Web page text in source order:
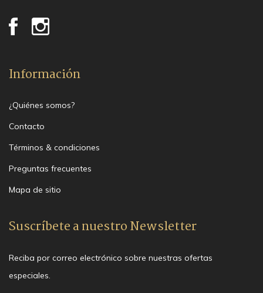
Información
¿Quiénes somos?
Contacto
Términos & condiciones
Preguntas frecuentes
Mapa de sitio
Suscríbete a nuestro Newsletter
Reciba por correo electrónico sobre nuestras ofertas
especiales.